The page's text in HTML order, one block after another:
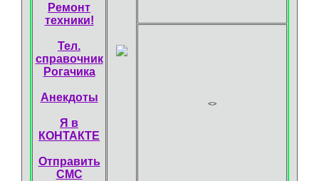
Ремонт
техники!
Тел.
справочник
Рогачика
Анекдоты
Я в
КОНТАКТЕ
Отправить
СМС
<>